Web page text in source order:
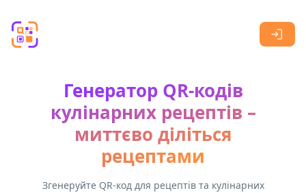
Генератор QR-кодів
кулінарних рецептів –
миттєво діліться
рецептами
Згенеруйте QR-код для рецептів та кулінарних